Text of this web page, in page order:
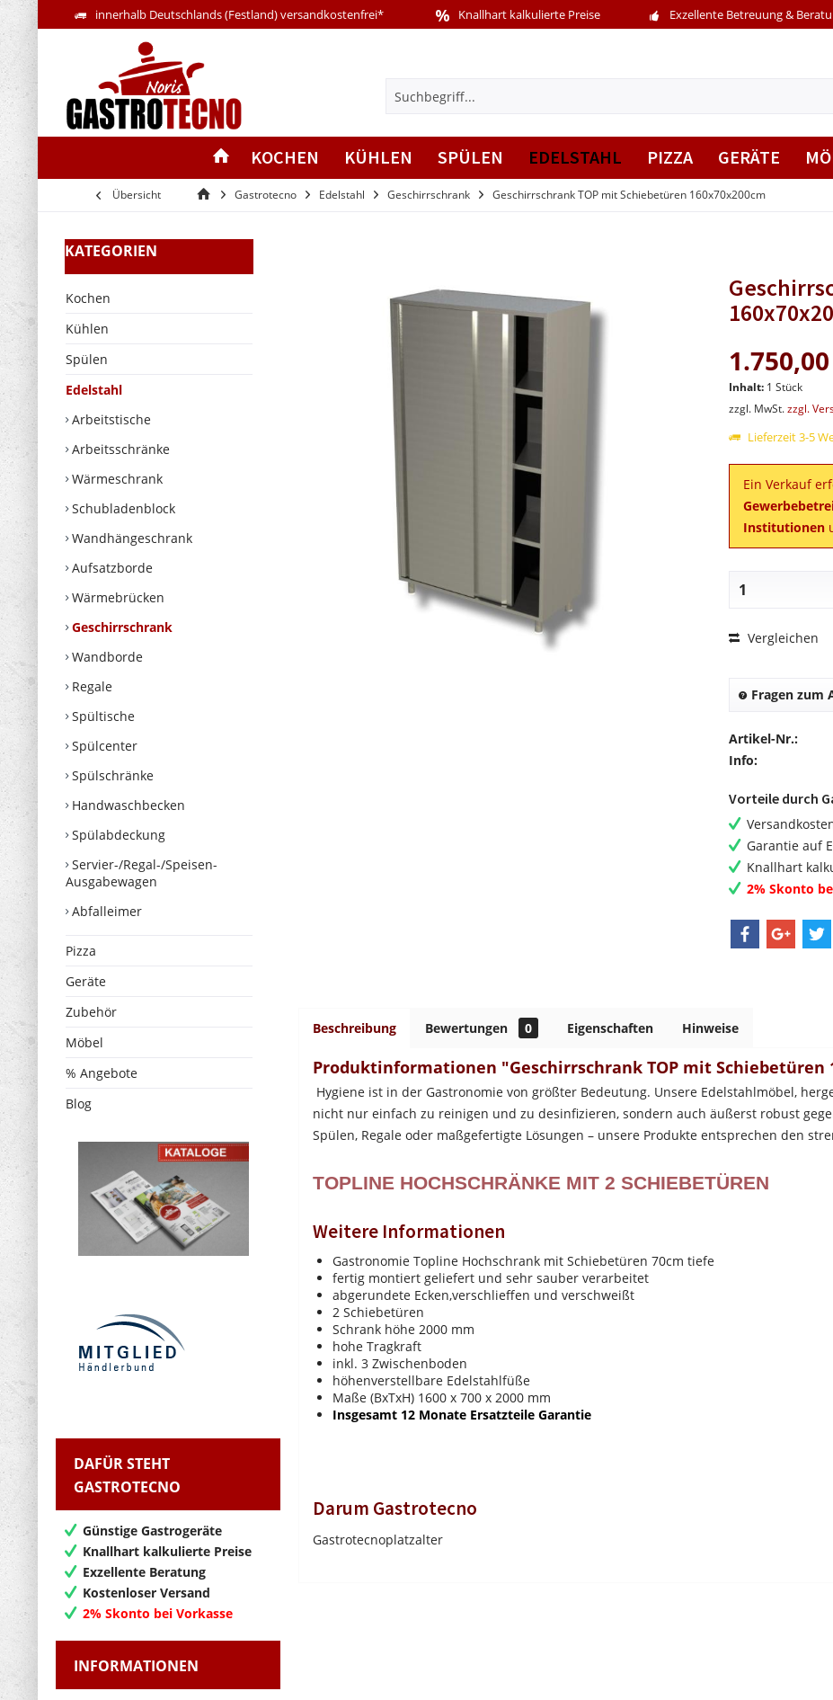
innerhalb Deutschlands (Festland) versandkostenfrei* Knallhart kalkulierte Preise Exzellente Betreuung &
KOCHEN KÜHLEN SPÜLEN EDELSTAHL PIZZA GERÄTE
Übersicht Gastrotecno Edelstahl Geschirrschrank Geschirrschrank TOP mit Schiebetüren 160x70x200cm
KATEGORIEN
Kochen
Kühlen
Spülen
Edelstahl
Arbeitstische
Arbeitsschränke
Wärmeschrank
Schubladenblock
Wandhängeschrank
Aufsatzborde
Wärmebrücken
Geschirrschrank
Wandborde
Regale
Spültische
Spülcenter
Spülschränke
Handwaschbecken
Spülabdeckung
Servier-/Regal-/Speisen-
Ausgabewagen
Abfalleimer
Pizza
Geräte
Zubehör
Möbel
% Angebote
Blog
DAFÜR STEHT
GASTROTECNO
Günstige Gastrogeräte
Knallhart kalkulierte Preise
Exzellente Beratung
Kostenloser Versand
2% Skonto bei Vorkasse
INFORMATIONEN
Inhalt: 1 Stück
zzgl. MwSt.zzgl.
Lieferzeit 3-5
Ein Verkauf
Institutionen
Vergleichen
Fragen zum
Artikel-Nr.:
Info:
Vorteile durch
Garantie auf
Knallhart
2% Skonto
Beschreibung Bewertungen 0 Eigenschaften Hinweise
Produktinformationen "Geschirrschrank TOP mit Schiebetüren
Hygiene ist in der Gastronomie von größter Bedeutung. Unsere Edelstahlmöbel,
nicht nur einfach zu reinigen und zu desinfizieren, sondern auch äußerst robust
Spülen, Regale oder maßgefertigte Lösungen – unsere Produkte entsprechen den
TOPLINE HOCHSCHRÄNKE MIT 2 SCHIEBETÜREN
Weitere Informationen
Gastronomie Topline Hochschrank mit Schiebetüren 70cm tiefe
fertig montiert geliefert und sehr sauber verarbeitet
abgerundete Ecken,verschlieffen und verschweißt
2 Schiebetüren
Schrank höhe 2000 mm
hohe Tragkraft
inkl. 3 Zwischenboden
höhenverstellbare Edelstahlfüße
Maße (BxTxH) 1600 x 700 x 2000 mm
Insgesamt 12 Monate Ersatzteile Garantie
Darum Gastrotecno
Gastrotecnoplatzalter